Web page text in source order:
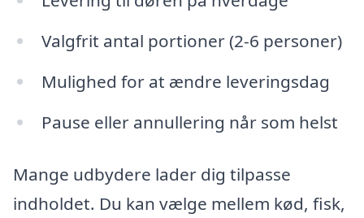
Valgfrit antal portioner (2-6 personer)
Mulighed for at ændre leveringsdag
Pause eller annullering når som helst
Mange udbydere lader dig tilpasse
indholdet. Du kan vælge mellem kød, fisk,